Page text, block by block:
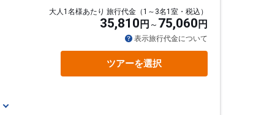
大人1名様あたり 旅行代金（1～3名1室・税込）
35,810 円 75,060 円
表示旅行代金について
ツアーを選択